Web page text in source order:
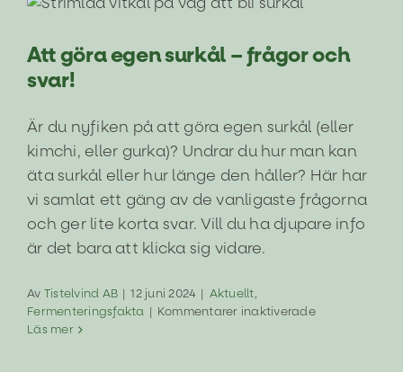
Ingefära
Att göra egen surkål – frågor och svar!
Att göra egen surkål – frågor och
svar!
Är du nyfiken på att göra egen surkål (eller
kimchi, eller gurka)? Undrar du hur man kan
äta surkål eller hur länge den håller? Här har
vi samlat ett gäng av de vanligaste frågorna
och ger lite korta svar. Vill du ha djupare info
är det bara att klicka sig vidare.
Av Tistelvind AB | 12 juni 2024 | Aktuellt,
Fermenteringsfakta | Kommentarer inaktiveradeför
Läs mer